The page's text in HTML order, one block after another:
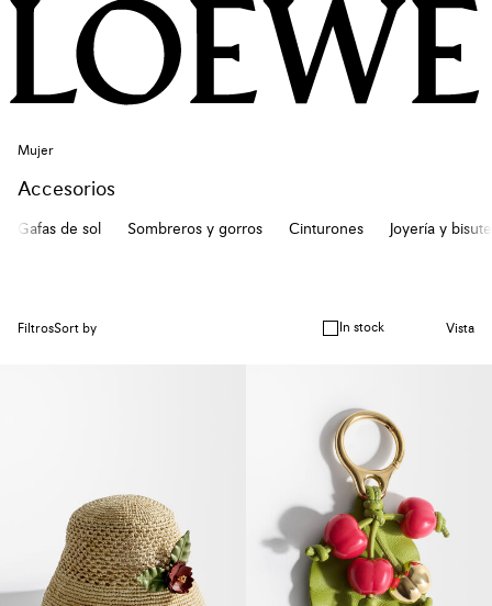
Mujer
Accesorios
Gafas de sol Sombreros y gorros Cinturones Joyería y
FiltrosSort by In stock Vista